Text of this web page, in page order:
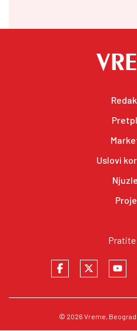
Uslovi
Pratite
© 2026 Vreme ,